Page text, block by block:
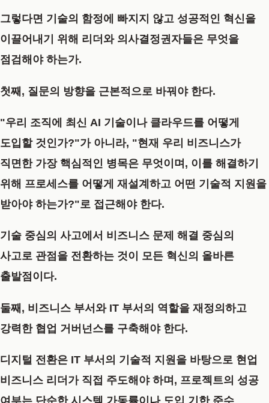
그렇다면 기술의 함정에 빠지지 않고 성공적인 혁신을
이끌어내기 위해 리더와 의사결정권자들은 무엇을
점검해야 하는가.
첫째, 질문의 방향을 근본적으로 바꿔야 한다.
"우리 조직에 최신 AI 기술이나 클라우드를 어떻게
도입할 것인가?"가 아니라, "현재 우리 비즈니스가
직면한 가장 핵심적인 병목은 무엇이며, 이를 해결하기
위해 프로세스를 어떻게 재설계하고 어떤 기술적 지원을
받아야 하는가?"로 접근해야 한다.
기술 중심의 사고에서 비즈니스 문제 해결 중심의
사고로 관점을 전환하는 것이 모든 혁신의 올바른
출발점이다.
둘째, 비즈니스 부서와 IT 부서의 역할을 재정의하고
강력한 협업 거버넌스를 구축해야 한다.
디지털 전환은 IT 부서의 기술적 지원을 바탕으로 현업
비즈니스 리더가 직접 주도해야 하며, 프로젝트의 성공